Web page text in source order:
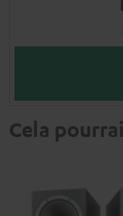
Cela